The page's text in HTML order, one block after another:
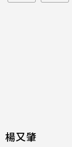
楊又肇